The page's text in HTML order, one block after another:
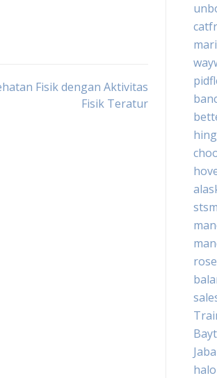
Fisik dengan Aktivitas
Fisik Teratur